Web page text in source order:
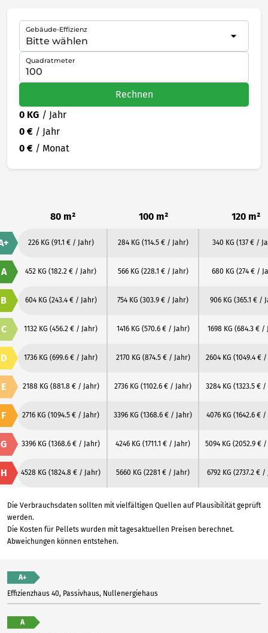
Gebäude-Effizienz
Quadratmeter
Rechnen
0 KG / Jahr
0 € / Jahr
0 € / Monat
80 m² 100 m² 120 m²
226 KG (91.1 € / Jahr) 284 KG (114.5 € / Jahr) 340 KG (137 € /
A 452 KG (182.2 € / Jahr) 566 KG (228.1 € / Jahr) 680 KG (274 € /
B 604 KG (243.4 € / Jahr) 754 KG (303.9 € / Jahr) 906 KG (365.1 € /
C 1132 KG (456.2 € / Jahr) 1416 KG (570.6 € / Jahr) 1698 KG (684.3 € /
D 1736 KG (699.6 € / Jahr) 2170 KG (874.5 € / Jahr) 2604 KG (1049.4 €
E 2188 KG (881.8 € / Jahr) 2736 KG (1102.6 € / Jahr) 3284 KG (1323.5 € /
F 2716 KG (1094.5 € / Jahr) 3396 KG (1368.6 € / Jahr) 4076 KG (1642.6 € /
G 3396 KG (1368.6 € / Jahr) 4246 KG (1711.1 € / Jahr) 5094 KG (2052.9 €
H 4528 KG (1824.8 € / Jahr) 5660 KG (2281 € / Jahr) 6792 KG (2737.2 € /
Die Verbrauchsdaten sollten mit vielfältigen Quellen auf Plausibilität geprüft
werden.
Die Kosten für Pellets wurden mit tagesaktuellen Preisen berechnet.
Abweichungen können entstehen.
A+
Effizienzhaus 40, Passivhaus, Nullenergiehaus
A